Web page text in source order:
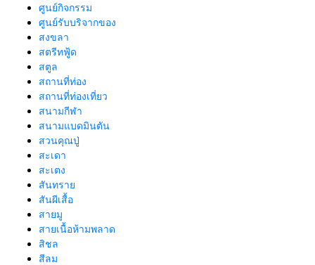
ศูนย์กิจกรรม
ศูนย์รับบริจากของ
สงขลา
สตรีทฟู้ด
สตูล
สถานที่ท่อง
สถานที่ท่องเที่ยว
สนามกีฬา
สนามแบดมินตัน
สวนคุณปู่
สะเดา
สะเตง
สันทราย
สันผีเสื้อ
สายมู
สายเนื้อห้ามพลาด
สิชล
สีลม